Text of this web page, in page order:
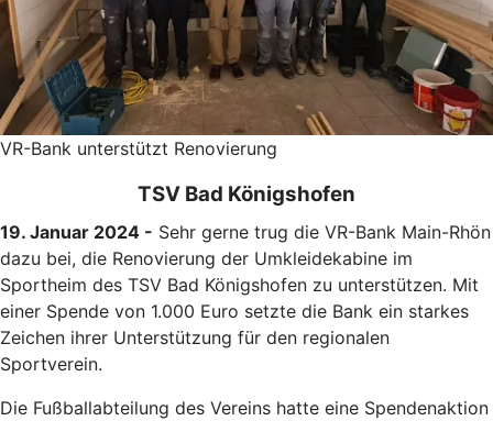
VR-Bank unterstützt Renovierung
TSV Bad Königshofen
19. Januar 2024 - Sehr gerne trug die VR-Bank Main-Rhön
dazu bei, die Renovierung der Umkleidekabine im
Sportheim des TSV Bad Königshofen zu unterstützen. Mit
einer Spende von 1.000 Euro setzte die Bank ein starkes
Zeichen ihrer Unterstützung für den regionalen
Sportverein.
Die Fußballabteilung des Vereins hatte eine Spendenaktion